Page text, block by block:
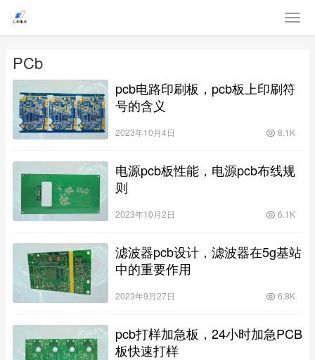
PCb
pcb电路印刷板，pcb板上印刷符
号的含义
2023年10月4日 8.1K
电源pcb板性能，电源pcb布线规
则
2023年10月2日 6.1K
滤波器pcb设计，滤波器在5g基站
中的重要作用
2023年9月27日 6.8K
pcb打样加急板，24小时加急PCB
板快速打样